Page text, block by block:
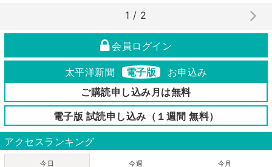
1 / 2
会員ログイン
太平洋新聞 電子版
お申込み
ご購読申し込み月は無料
電子版 試読申し込み（１週間 無料）
アクセスランキング
今日 今週 今月